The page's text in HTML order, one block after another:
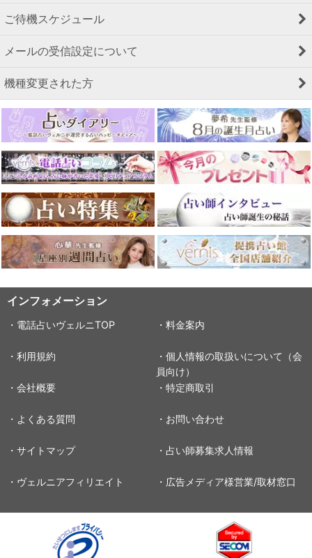
ご待機スケジュール
メールの受信設定について
機種変更された方
インフォメーション
・電話占いヴェルニTOP ・料金案内
・利用規約
・個人情報の取扱いについて（会
員向け）
・会社概要
・特定商取引
・よくある質問 ・お問い合わせ
・サイトマップ ・占い師募集求人情報
・ヴェルニアフィリエイト ・広告メディア様営業/取材窓口